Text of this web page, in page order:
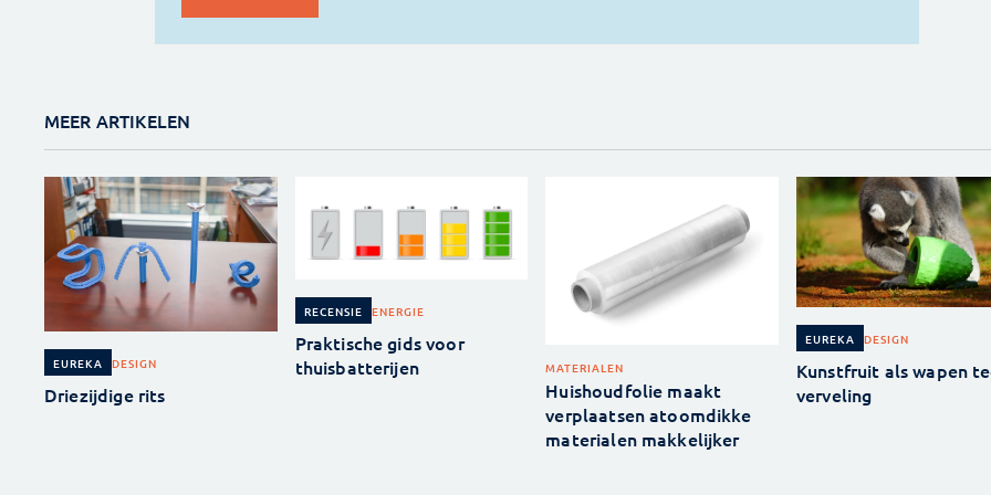
MEER ARTIKELEN
EUREKA DESIGN
Driezijdige rits
RECENSIE ENERGIE
Praktische gids voor
thuisbatterijen
MATERIALEN
Huishoudfolie maakt
verplaatsen atoomdikke
materialen makkelijker
EUREKA DESIGN
Kunstfruit als wapen
verveling